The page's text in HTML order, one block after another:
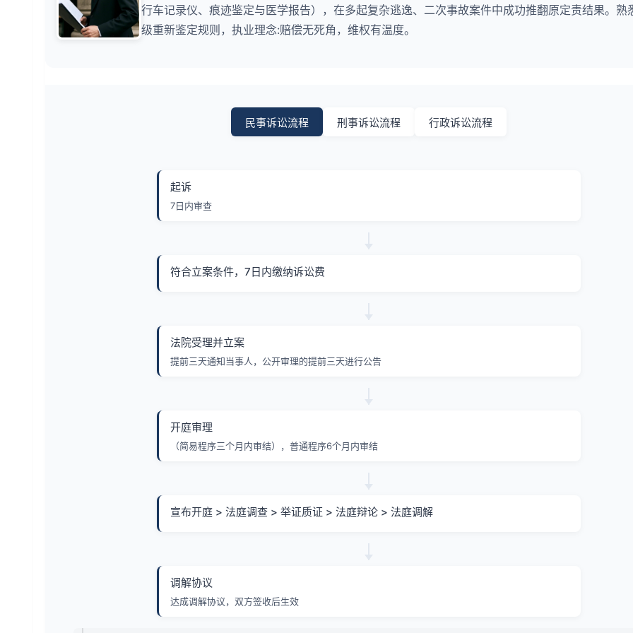
行车记录仪、痕迹鉴定与医学报告），在多起复杂逃逸、二次事故案件中成功推翻原定责结果。熟
级重新鉴定规则，执业理念:赔偿无死角，维权有温度。
民事诉讼流程 刑事诉讼流程 行政诉讼流程
起诉
7日内审查
符合立案条件，7日内缴纳诉讼费
法院受理并立案
提前三天通知当事人，公开审理的提前三天进行公告
开庭审理
（简易程序三个月内审结），普通程序6个月内审结
宣布开庭 > 法庭调查 > 举证质证 > 法庭辩论 > 法庭调解
调解协议
达成调解协议，双方签收后生效